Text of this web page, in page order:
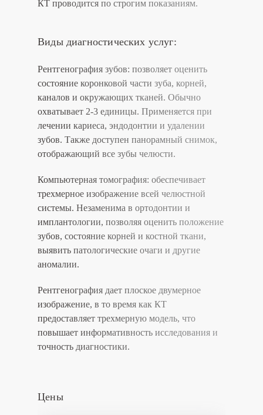
КТ проводится по строгим показаниям.
Виды диагностических услуг:
Рентгенография зубов: позволяет оценить
состояние коронковой части зуба, корней,
каналов и окружающих тканей. Обычно
охватывает 2-3 единицы. Применяется при
лечении кариеса, эндодонтии и удалении
зубов. Также доступен панорамный снимок,
отображающий все зубы челюсти.
Компьютерная томография: обеспечивает
трехмерное изображение всей челюстной
системы. Незаменима в ортодонтии и
имплантологии, позволяя оценить положение
зубов, состояние корней и костной ткани,
выявить патологические очаги и другие
аномалии.
Рентгенография дает плоское двумерное
изображение, в то время как КТ
предоставляет трехмерную модель, что
повышает информативность исследования и
точность диагностики.
Цены